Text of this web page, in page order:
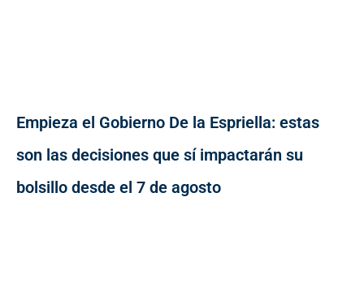
Empieza el Gobierno De la Espriella: estas
son las decisiones que sí impactarán su
bolsillo desde el 7 de agosto